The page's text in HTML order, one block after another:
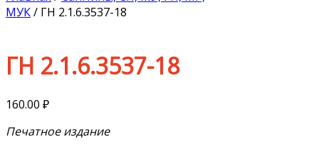
МУК/ ГН 2.1.6.3537-18
ГН 2.1.6.3537-18
160.00 ₽
Печатное издание